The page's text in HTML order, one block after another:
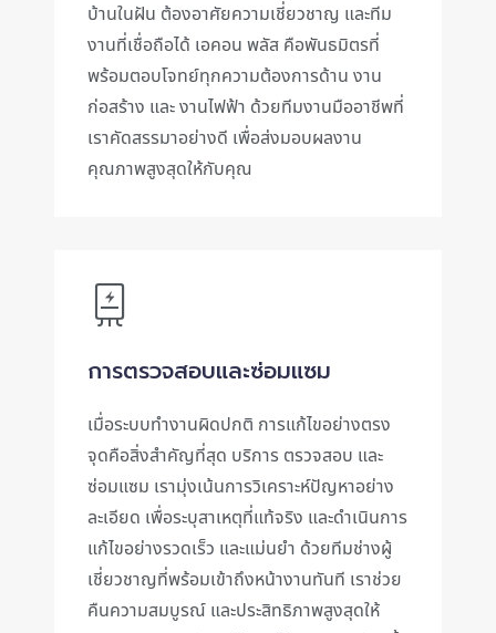
บ้านในฝัน ต้องอาศัยความเชี่ยวชาญ และทีม
งานที่เชื่อถือได้ เอคอน พลัส คือพันธมิตรที่
พร้อมตอบโจทย์ทุกความต้องการด้าน งาน
ก่อสร้าง และ งานไฟฟ้า ด้วยทีมงานมืออาชีพที่
เราคัดสรรมาอย่างดี เพื่อส่งมอบผลงาน
คุณภาพสูงสุดให้กับคุณ
การตรวจสอบและซ่อมแซม
เมื่อระบบทำงานผิดปกติ การแก้ไขอย่างตรง
จุดคือสิ่งสำคัญที่สุด บริการ ตรวจสอบ และ
ซ่อมแซม เรามุ่งเน้นการวิเคราะห์ปัญหาอย่าง
ละเอียด เพื่อระบุสาเหตุที่แท้จริง และดำเนินการ
แก้ไขอย่างรวดเร็ว และแม่นยำ ด้วยทีมช่างผู้
เชี่ยวชาญที่พร้อมเข้าถึงหน้างานทันที เราช่วย
คืนความสมบูรณ์ และประสิทธิภาพสูงสุดให้